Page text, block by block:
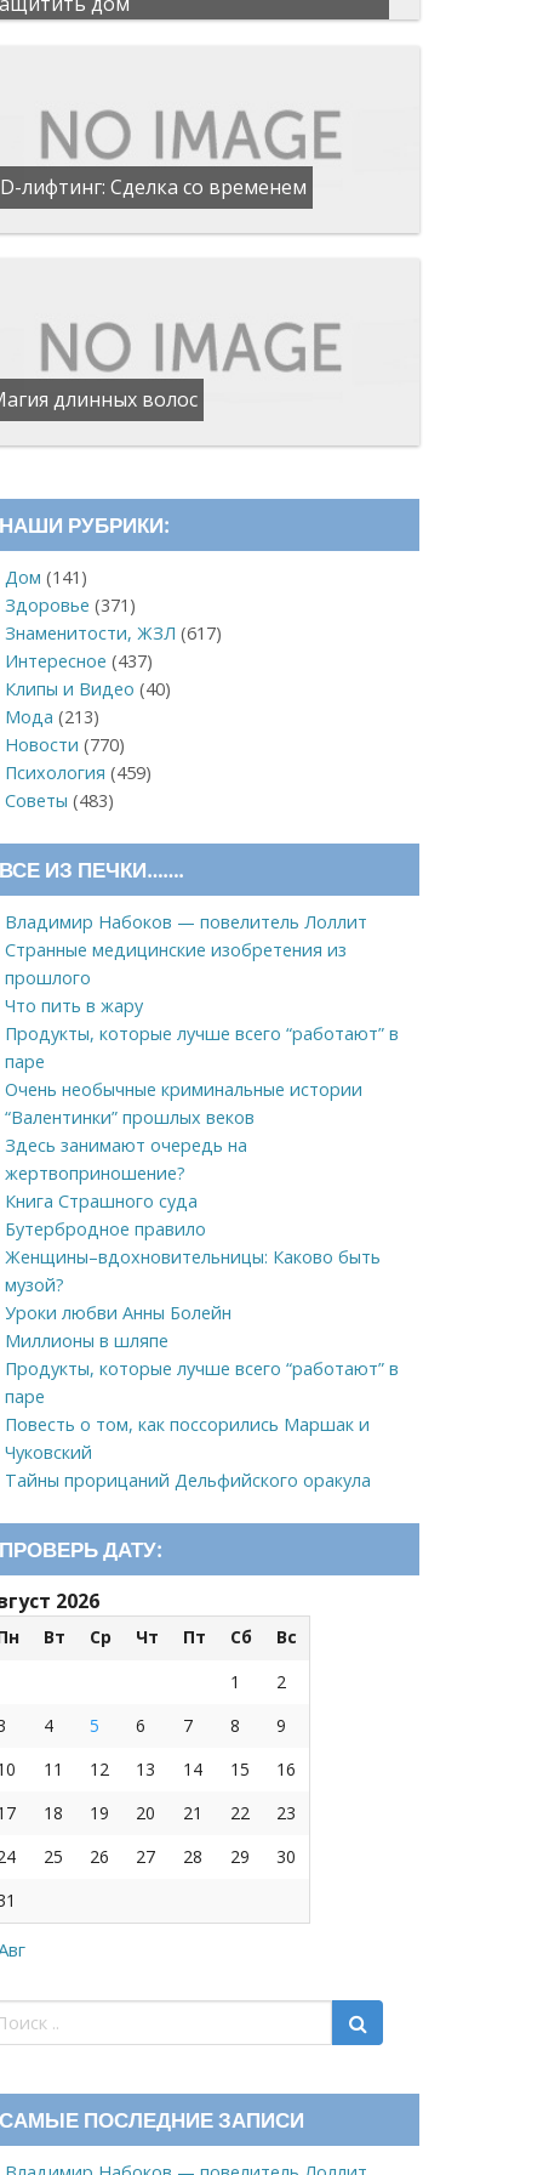
лифтинг: Сделка со временем
длинных волос
НАШИ РУБРИКИ:
Дом (141)
Здоровье (371)
Знаменитости, ЖЗЛ (617)
Интересное (437)
Клипы и Видео (40)
Мода (213)
Новости (770)
Психология (459)
Советы (483)
ВСЕ ИЗ ПЕЧКИ…….
Владимир Набоков — повелитель Лоллит
Странные медицинские изобретения из
прошлого
Что пить в жару
Продукты, которые лучше всего “работают” в
паре
Очень необычные криминальные истории
“Валентинки” прошлых веков
Здесь занимают очередь на
жертвоприношение?
Книга Страшного суда
Бутербродное правило
Женщины–вдохновительницы: Каково быть
музой?
Уроки любви Анны Болейн
Миллионы в шляпе
Продукты, которые лучше всего “работают” в
паре
Повесть о том, как поссорились Маршак и
Чуковский
Тайны прорицаний Дельфийского оракула
ПРОВЕРЬ ДАТУ:
2026
Вт Ср Чт Пт Сб
Вс
1
2
4 5 6 7 8
9
11 12 13 14 15
16
18 19 20 21 22
23
25 26 27 28 29
30
САМЫЕ ПОСЛЕДНИЕ ЗАПИСИ